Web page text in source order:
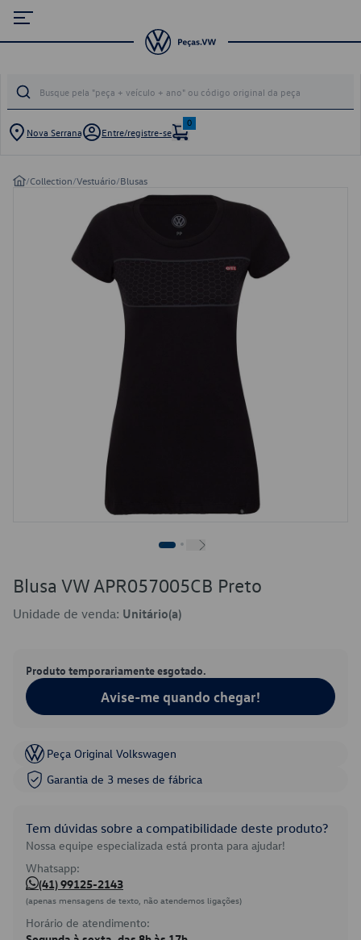
Nova Serrana Entre/registre-se
0
/Collection/Vestuário/Blusas
Blusa VW APR057005CB Preto
Unidade de venda: Unitário(a)
Produto temporariamente esgotado.
Avise-me quando chegar!
Peça Original Volkswagen
Garantia de 3 meses de fábrica
Tem dúvidas sobre a compatibilidade deste produto?
Nossa equipe especializada está pronta para ajudar!
Whatsapp:
(41) 99125-2143
(apenas mensagens de texto, não atendemos ligações)
Horário de atendimento: